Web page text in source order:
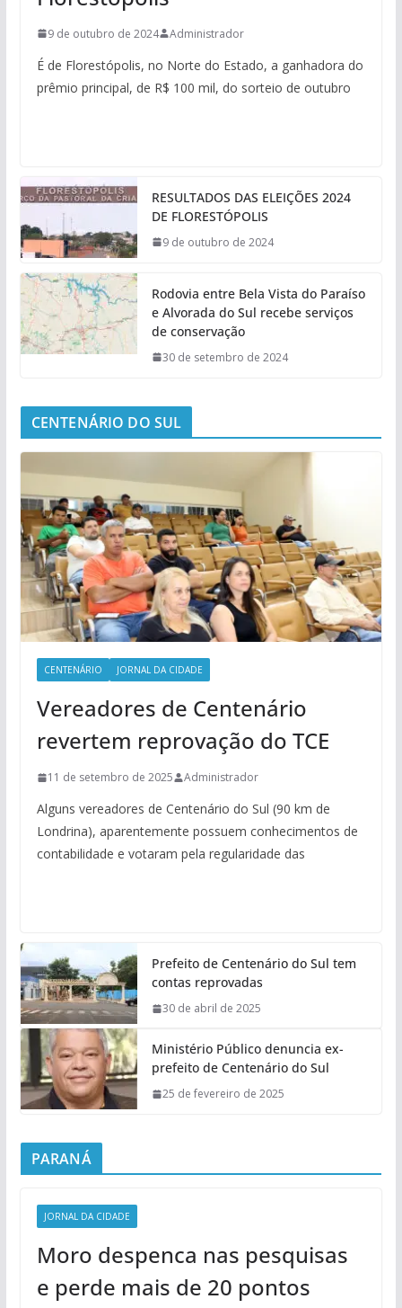
9 de outubro de 2024 Administrador
É de Florestópolis, no Norte do Estado, a ganhadora do
prêmio principal, de R$ 100 mil, do sorteio de outubro
RESULTADOS DAS ELEIÇÕES 2024
DE FLORESTÓPOLIS
9 de outubro de 2024
Rodovia entre Bela Vista do Paraíso
e Alvorada do Sul recebe serviços
de conservação
30 de setembro de 2024
CENTENÁRIO DO SUL
CENTENÁRIO JORNAL DA CIDADE
Vereadores de Centenário
revertem reprovação do TCE
11 de setembro de 2025 Administrador
Alguns vereadores de Centenário do Sul (90 km de
Londrina), aparentemente possuem conhecimentos de
contabilidade e votaram pela regularidade das
Prefeito de Centenário do Sul tem
contas reprovadas
30 de abril de 2025
Ministério Público denuncia ex-
prefeito de Centenário do Sul
25 de fevereiro de 2025
PARANÁ
JORNAL DA CIDADE
Moro despenca nas pesquisas
e perde mais de 20 pontos